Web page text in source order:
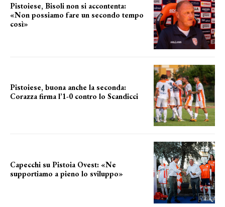
Pistoiese, Bisoli non si accontenta:
«Non possiamo fare un secondo tempo
così»
Pistoiese, buona anche la seconda:
Corazza firma l’1-0 contro lo Scandicci
Capecchi su Pistoia Ovest: «Ne
supportiamo a pieno lo sviluppo»